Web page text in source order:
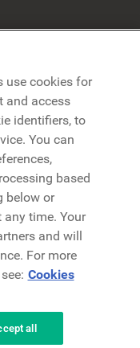
use cookies for
and access
identifiers, to
You can
based
below or
time. Your
and will
For more
Cookies
all